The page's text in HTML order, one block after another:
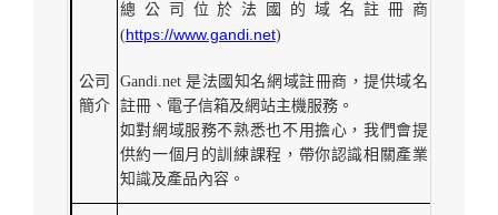
公司
簡介
總公司位於法國的域名註冊商
(https://www.gandi.net)
Gandi.net 是法國知名網域註冊商，提供域名
註冊、電子信箱及網站主機服務。
如對網域服務不熟悉也不用擔心，我們會提
供約一個月的訓練課程，帶你認識相關產業
知識及產品內容。